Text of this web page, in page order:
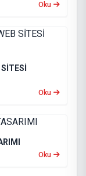
Oku
SİTESİ
Oku
Oku